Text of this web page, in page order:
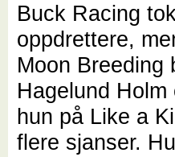
Buck Racing
oppdrettere,
Moon Breeding
Hagelund
hun på Like a
flere sjanser.